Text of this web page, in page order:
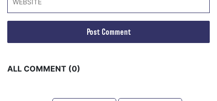
ALL COMMENT (0)